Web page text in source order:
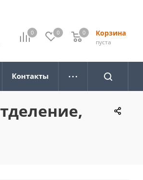
0 0 Корзина
0
пуста
0
Контакты